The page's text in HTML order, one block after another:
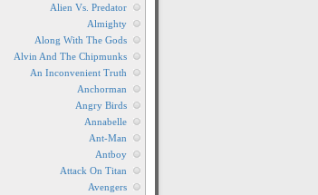
Alien Vs. Predator
Almighty
Along With The Gods
Alvin And The Chipmunks
An Inconvenient Truth
Anchorman
Angry Birds
Annabelle
Ant-Man
Antboy
Attack On Titan
Avengers